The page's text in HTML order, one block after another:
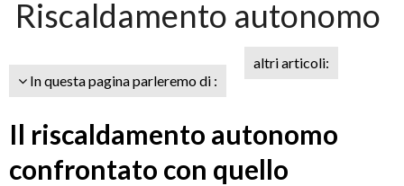
Riscaldamento autonomo
In questa pagina parleremo di :
altri articoli:
Il riscaldamento autonomo
confrontato con quello